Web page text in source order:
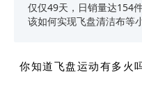
仅仅49天，日销量达154
该如何实现飞盘清洁布等
你知道飞盘运动有多火